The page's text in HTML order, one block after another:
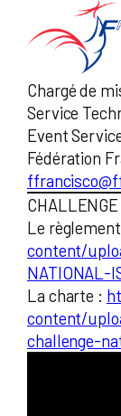
Chargé de
Service
Event
Fédération
Le
content/
NATIONAL-
La charte :
content/
challenge-